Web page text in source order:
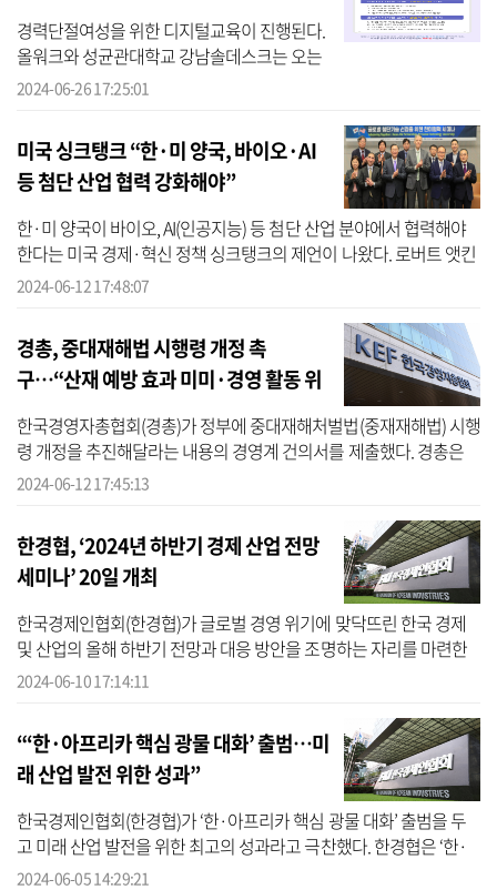
경력단절여성을 위한 디지털교육이 진행된다.
올워크와 성균관대학교 강남솔데스크는 오는
7월 4일부터 5일까지 양일간 ‘경단녀 디지털교
2024-06-26 17:25:01
미국 싱크탱크 “한·미 양국, 바이오·AI
등 첨단 산업 협력 강화해야”
한·미 양국이 바이오, AI(인공지능) 등 첨단 산업 분야에서 협력해야
한다는 미국 경제·혁신 정책 싱크탱크의 제언이 나왔다. 로버트 앳킨
슨 정보혁신재단(ITIF) 회장은 12일 서울 여의도 FKI타워에서 한국경
2024-06-12 17:48:07
경총, 중대재해법 시행령 개정 촉
구…“산재 예방 효과 미미·경영 활동 위
축 심화”
한국경영자총협회(경총)가 정부에 중대재해처벌법(중재재해법) 시행
령 개정을 추진해달라는 내용의 경영계 건의서를 제출했다. 경총은
12일 고용노동부(고용부)에 중대재해법 시행령 개정을 촉구하는 건
2024-06-12 17:45:13
한경협, ‘2024년 하반기 경제 산업 전망
세미나’ 20일 개최
한국경제인협회(한경협)가 글로벌 경영 위기에 맞닥뜨린 한국 경제
및 산업의 올해 하반기 전망과 대응 방안을 조명하는 자리를 마련한
다. 한경협은 이달 20일 서울 여의도 FKI타워에서 ‘2024년 하반기 경
2024-06-10 17:14:11
“‘한·아프리카 핵심 광물 대화’ 출범…미
래 산업 발전 위한 성과”
한국경제인협회(한경협)가 ‘한·아프리카 핵심 광물 대화’ 출범을 두
고 미래 산업 발전을 위한 최고의 성과라고 극찬했다. 한경협은 ‘한·
아프리카 정상회의에 대한 논평’이라는 입장문을 5일 발표했다. 한경
2024-06-05 14:29:21